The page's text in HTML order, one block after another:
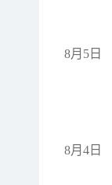
8月5日
8月4日